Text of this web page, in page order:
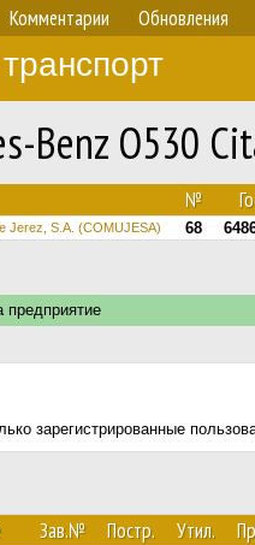
Комментарии Обновления
Benz O530
№
Jerez, S.A. (COMUJESA) 68
зарегистрированные
Зав.№ Постр. Утил.